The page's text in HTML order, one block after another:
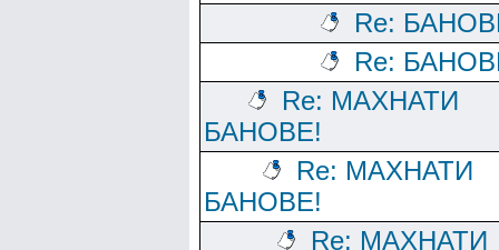
Re:
Re:
Re: МАХНАТИ
БАНОВЕ!
Re: МАХНАТИ
БАНОВЕ!
Re: МАХНАТИ